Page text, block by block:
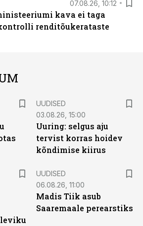
07.08.26, 10:12
kava ei taga
renditõukerataste
UUDISED
03.08.26, 15:00
Uuring: selgus aju
tervist korras hoidev
kõndimise kiirus
UUDISED
06.08.26, 11:00
Madis Tiik asub
Saaremaale perearstiks